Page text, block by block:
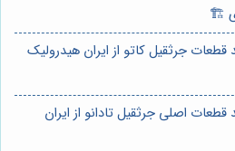
🏗️
جرثقیل کاتو از ایران هیدرولیک
اصلی جرثقیل تادانو از ایران